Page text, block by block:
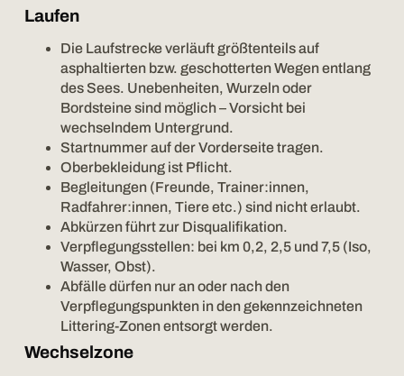
Laufen
Die Laufstrecke verläuft größtenteils auf
asphaltierten bzw. geschotterten Wegen entlang
des Sees. Unebenheiten, Wurzeln oder
Bordsteine sind möglich – Vorsicht bei
wechselndem Untergrund.
Startnummer auf der Vorderseite tragen.
Oberbekleidung ist Pflicht.
Begleitungen (Freunde, Trainer:innen,
Radfahrer:innen, Tiere etc.) sind nicht erlaubt.
Abkürzen führt zur Disqualifikation.
Verpflegungsstellen: bei km 0,2, 2,5 und 7,5 (Iso,
Wasser, Obst).
Abfälle dürfen nur an oder nach den
Verpflegungspunkten in den gekennzeichneten
Littering-Zonen entsorgt werden.
Wechselzone